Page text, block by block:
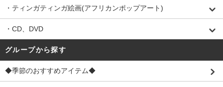
・ティンガティンガ絵画(アフリカンポップアート)
・CD、DVD
グループから探す
◆季節のおすすめアイテム◆